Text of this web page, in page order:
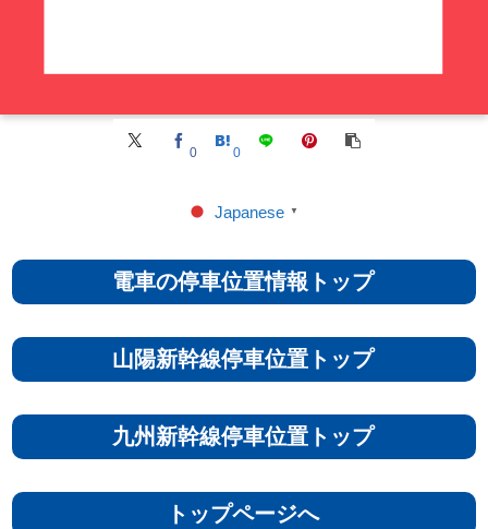
0 0
Japanese ▼
電車の停車位置情報トップ
山陽新幹線停車位置トップ
九州新幹線停車位置トップ
トップページへ